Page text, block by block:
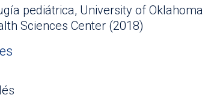
pediátrica, University of Oklahoma
Sciences Center (2018)